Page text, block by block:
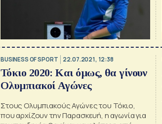
BUSINESS OF SPORT 22.07.2021, 12:38
Τόκιο 2020: Και όμως, θα γίνουν
Ολυμπιακοί Αγώνες
Στους Ολυμπιακούς Αγώνες του Τόκιο,
που αρχίζουν την Παρασκευή, η αγωνία για